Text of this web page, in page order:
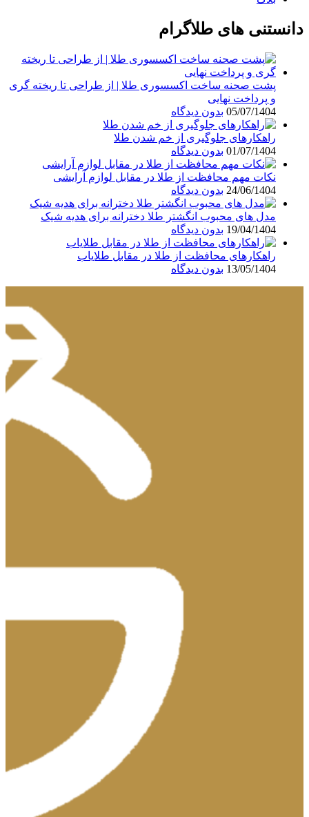
دانستنی های طلاگرام
پشت صحنه ساخت اکسسوری طلا | از طراحی تا ریخته گری
و پرداخت نهایی
05/07/1404 بدون دیدگاه
راهکارهای جلوگیری از خم شدن طلا
01/07/1404 بدون دیدگاه
نکات مهم محافظت از طلا در مقابل لوازم آرایشی
24/06/1404 بدون دیدگاه
مدل های محبوب انگشتر طلا دخترانه برای هدیه شیک
19/04/1404 بدون دیدگاه
راهکارهای محافظت از طلا در مقابل طلایاب
13/05/1404 بدون دیدگاه